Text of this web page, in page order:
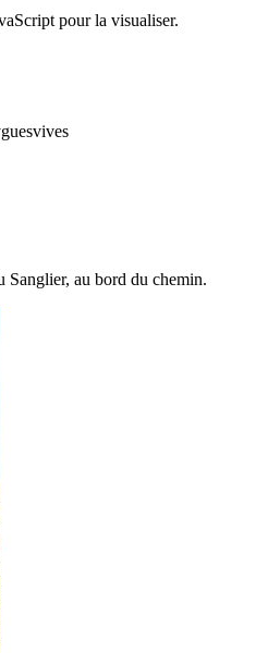
pour la visualiser.
Sanglier, au bord du chemin.